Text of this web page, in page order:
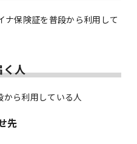
保険証を普段から利用して
く人
ら利用している人
先